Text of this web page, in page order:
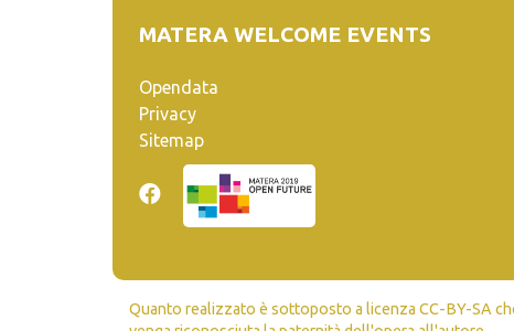
MATERA WELCOME EVENTS
Opendata
Privacy
Sitemap
Quanto realizzato è sottoposto a licenza CC-BY-SA